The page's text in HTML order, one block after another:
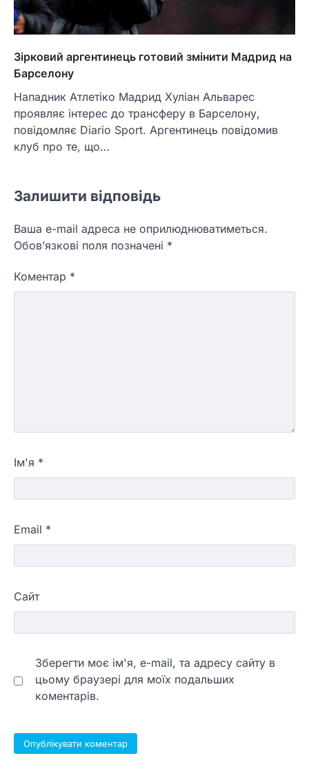
Зірковий аргентинець готовий змінити Мадрид на
Барселону
Нападник Атлетіко Мадрид Хуліан Альварес
проявляє інтерес до трансферу в Барселону,
повідомляє Diario Sport. Аргентинець повідомив
клуб про те, що…
Залишити відповідь
Ваша e-mail адреса не оприлюднюватиметься.
Обов’язкові поля позначені *
Коментар *
Ім'я *
Email *
Сайт
Зберегти моє ім'я, e-mail, та адресу сайту в
цьому браузері для моїх подальших
коментарів.